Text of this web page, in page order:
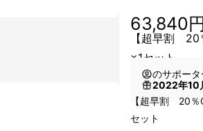
【超早割
×1セット
63,840円
のサポータ
2022年10
【超早割 20
セット